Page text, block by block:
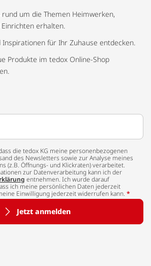
rund um die Themen Heimwerken,
erhalten.
Inspirationen für Ihr Zuhause entdecken.
Produkte im tedox Online-Shop
die tedox KG meine personenbezogenen
des Newsletters sowie zur Analyse meines
(z.B. Öffnungs- und Klickraten) verarbeitet.
zur Datenverarbeitung kann ich der
entnehmen. Ich wurde darauf
ich meine persönlichen Daten jederzeit
Einwilligung jederzeit widerrufen kann. *
Jetzt anmelden